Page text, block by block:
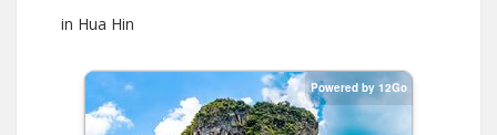
in Hua Hin